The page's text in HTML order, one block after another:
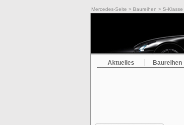
Mercedes-Seite > Baureihen > S-Klasse
Aktuelles Baureihen